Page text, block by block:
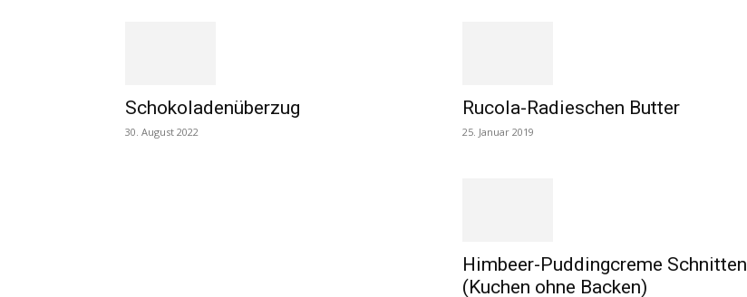
Schokoladenüberzug
30. August 2022
Rucola-Radieschen Butter
25. Januar 2019
Himbeer-Puddingcreme Schnitten
(Kuchen ohne Backen)